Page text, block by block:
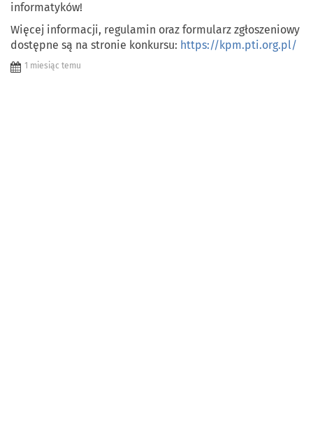
informatyków!
Więcej informacji, regulamin oraz formularz zgłoszeniowy
dostępne są na stronie konkursu: https://kpm.pti.org.pl/
1 miesiąc temu